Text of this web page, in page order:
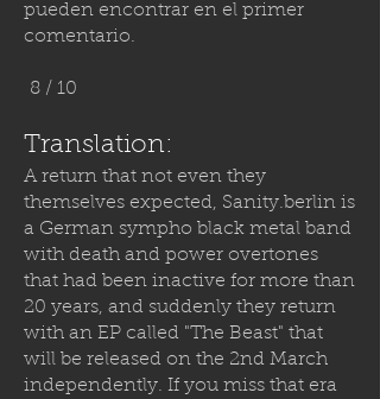
pueden encontrar en el primer
comentario.
8 / 10
Translation:
A return that not even they
themselves expected, Sanity.berlin is
a German sympho black metal band
with death and power overtones
that had been inactive for more than
20 years, and suddenly they return
with an EP called "The Beast" that
will be released on the 2nd March
independently. If you miss that era